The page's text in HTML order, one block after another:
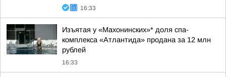
16:33
Изъятая у «Махонинских»* доля спа-
комплекса «Атлантида» продана за 12 млн
рублей
16:33